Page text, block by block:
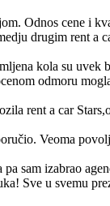
Odnos cene i
drugim rent a
kola su
odmoru
rent a car
Veoma
pa sam izabrao
Sve u svemu